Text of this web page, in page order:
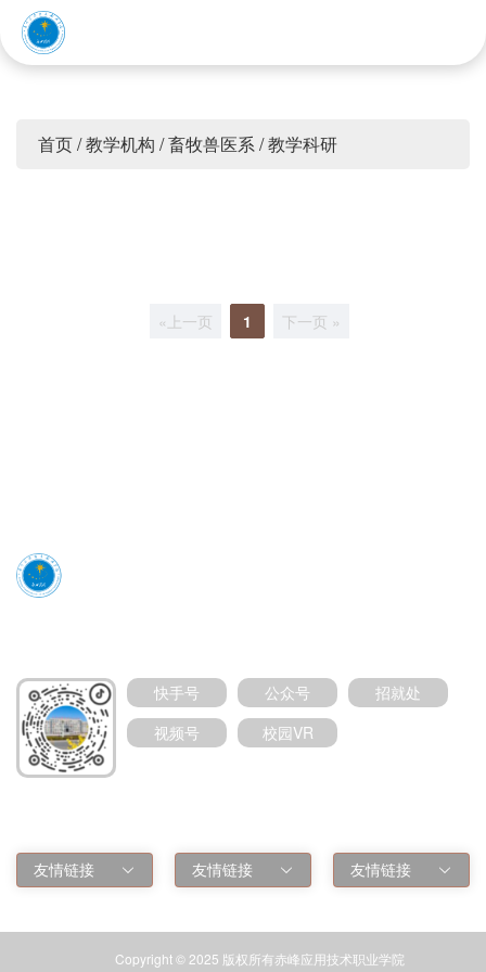
首页/教学机构 /畜牧兽医系/教学科研
«上一页 1 下一页 »
快手号 公众号
招就处
视频号
校园VR
友情链接 友情链接 友情链接
Copyright © 2025 版权所有赤峰应用技术职业学院